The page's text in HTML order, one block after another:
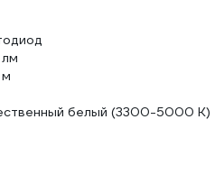
белый (3300-5000 К)